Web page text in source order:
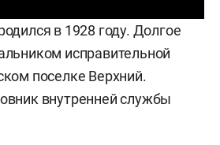
в 1928 году. Долгое
исправительной
поселке Верхний.
внутренней службы